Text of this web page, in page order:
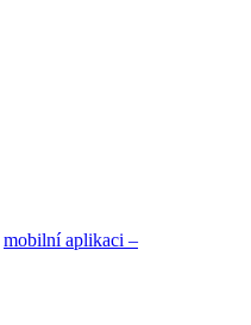
mobilní aplikaci –